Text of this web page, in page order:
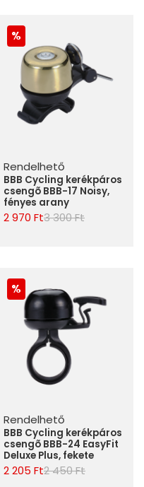
Rendelhető
BBB Cycling kerékpáros
csengõ BBB-17 Noisy,
fényes arany
2 970 Ft3 300 Ft
Rendelhető
BBB Cycling kerékpáros
csengõ BBB-24 EasyFit
Deluxe Plus, fekete
2 205 Ft2 450 Ft